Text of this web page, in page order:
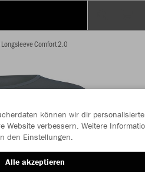
Longsleeve Comfort 2.0
können wir dir personalisierte
Website verbessern. Weitere
den Einstellungen.
Alle akzeptieren